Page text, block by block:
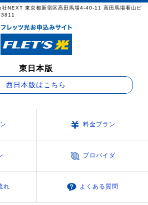
東日本版
西日本版はこちら
料金プラン
プロバイダ
れ よくある質問